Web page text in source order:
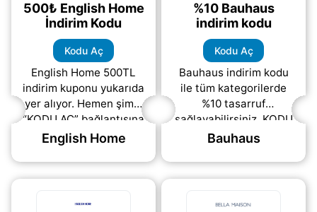
500₺ English Home
İndirim Kodu
Kodu Aç
English Home 500TL
indirim kuponu yukarıda
yer alıyor. Hemen şimdi
“KODU AÇ” bağlantısına
tıklayarak kupon
kodunu görüntüleyebilir
ve ödemenizde ücretsiz
(daha&helliip;)
English Home
%10 Bauhaus
indirim kodu
Kodu Aç
Bauhaus indirim kodu
ile tüm kategorilerde
%10 tasarruf
sağlayabilirsiniz. KODU
AÇ bağlantısına
hemen görüntüleyin ve
sepete eklediğiniz
Bauhaus